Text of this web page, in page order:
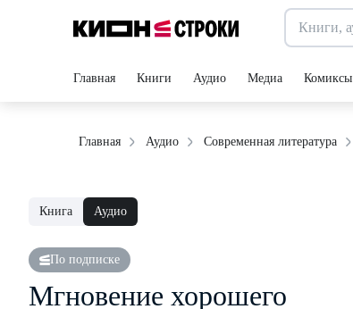
Главная Книги Аудио Медиа Комиксы
Главная Аудио Современная литература
Книга Аудио
По подписке
Мгновение хорошего